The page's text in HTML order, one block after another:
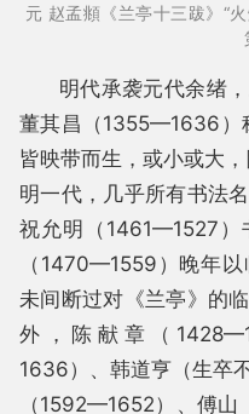
元 赵孟頫《兰亭十三跋》“
明代承袭元代余绪，
董其昌（1355—1636）
皆映带而生，或小或大
明一代，几乎所有书法
祝允明（1461—1527）
（1470—1559）晚年
未间断过对《兰亭》的
外，陈献章（
1636）、韩道亨（生卒
（1592—1652）、傅山